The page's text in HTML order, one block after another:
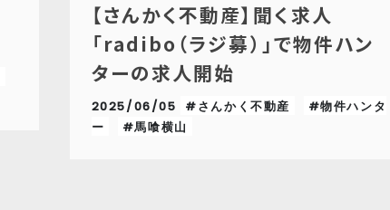
【さんかく不動産】聞く求人
「radibo（ラジ募）」で物件ハン
ターの求人開始
2025/06/05 #さんかく不動産
#物件ハンタ
ー
#馬喰横山